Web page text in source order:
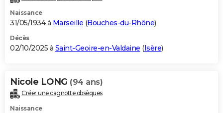
Naissance
31/05/1934 à Marseille (Bouches-du-Rhône)
Décès
02/10/2025 à Saint-Geoire-en-Valdaine (Isère)
Nicole LONG (94 ans)
Créer une cagnotte obsèques
Naissance